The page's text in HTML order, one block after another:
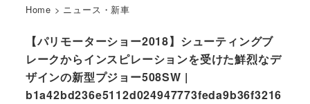
Home > ニュース・新車
【パリモーターショー2018】シューティングブ
レークからインスピレーションを受けた鮮烈なデ
ザインの新型プジョー508SW |
b1a42bd236e5112d024947773feda9b36f3216